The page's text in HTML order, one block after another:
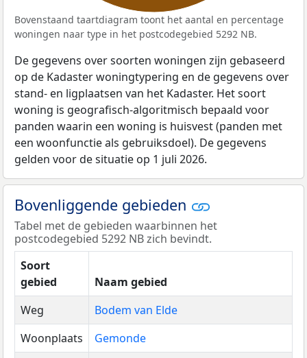
Bovenstaand taartdiagram toont het aantal en percentage
woningen naar type in het postcodegebied 5292 NB.
De gegevens over soorten woningen zijn gebaseerd
op de Kadaster woningtypering en de gegevens over
stand- en ligplaatsen van het Kadaster. Het soort
woning is geografisch-algoritmisch bepaald voor
panden waarin een woning is huisvest (panden met
een woonfunctie als gebruiksdoel). De gegevens
gelden voor de situatie op 1 juli 2026.
Bovenliggende gebieden
Tabel met de gebieden waarbinnen het
postcodegebied 5292 NB zich bevindt.
Soort
gebied
Naam gebied
Weg
Bodem van Elde
Woonplaats
Gemonde